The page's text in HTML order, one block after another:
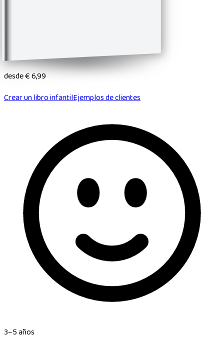
desde€ 6,99
Crear un libro infantilEjemplos de clientes
3–5 años